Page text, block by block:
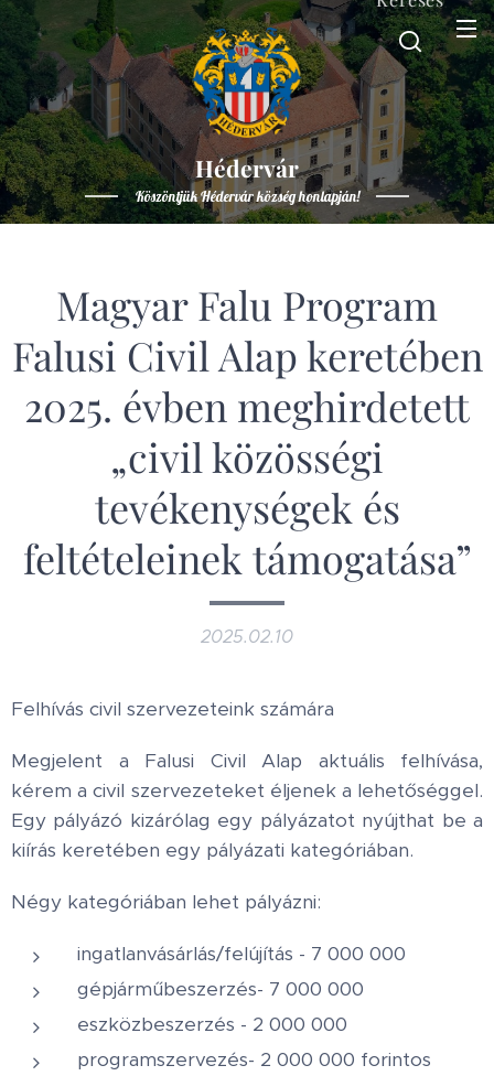
Hédervár
Köszöntjük Hédervár község honlapján!
Magyar Falu Program
Falusi Civil Alap keretében
2025. évben meghirdetett
„civil közösségi
tevékenységek és
feltételeinek támogatása”
2025.02.10
Felhívás civil szervezeteink számára
Megjelent a Falusi Civil Alap aktuális felhívása,
kérem a civil szervezeteket éljenek a lehetőséggel.
Egy pályázó kizárólag egy pályázatot nyújthat be a
kiírás keretében egy pályázati kategóriában.
Négy kategóriában lehet pályázni:
ingatlanvásárlás/felújítás - 7 000 000
gépjárműbeszerzés- 7 000 000
eszközbeszerzés - 2 000 000
programszervezés- 2 000 000 forintos